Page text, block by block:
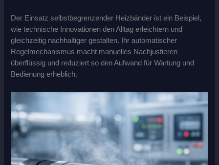
Der Einsatz selbstbegrenzender Heizbänder ist ein Beispiel,
wie technische Innovationen den Alltag erleichtern und
gleichzeitig nachhaltiger gestalten. Ihr automatischer
Regelmechanismus macht manuelles Nachjustieren
überflüssig und reduziert so den Aufwand für Wartung und
Bedienung erheblich.